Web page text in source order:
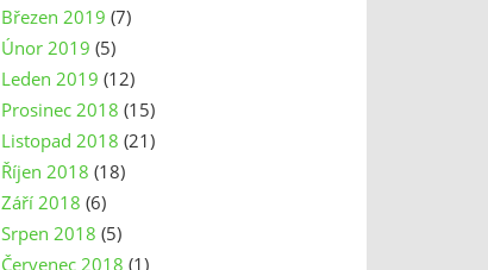
Březen 2019 (7)
Únor 2019 (5)
Leden 2019 (12)
Prosinec 2018 (15)
Listopad 2018 (21)
Říjen 2018 (18)
Září 2018 (6)
Srpen 2018 (5)
Červenec 2018 (1)